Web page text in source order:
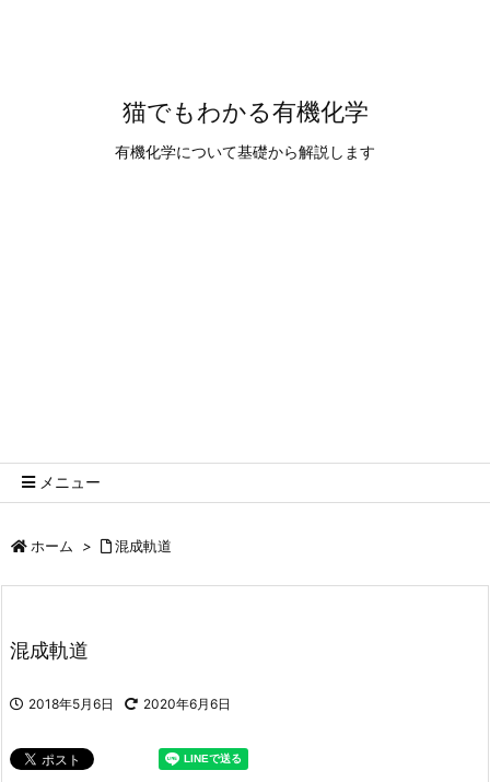
猫でもわかる有機化学
有機化学について基礎から解説します
メニュー
ホーム > 混成軌道
混成軌道
2018年5月6日 2020年6月6日